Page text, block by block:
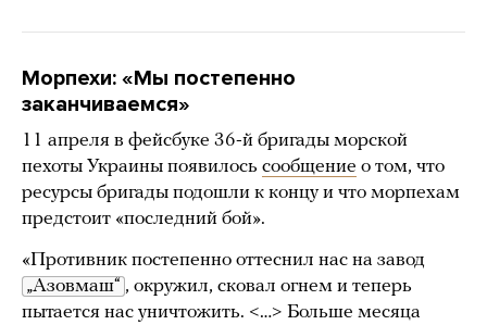
Морпехи: «Мы постепенно
заканчиваемся»
11 апреля в фейсбуке 36-й бригады морской
пехоты Украины появилось сообщение о том, что
ресурсы бригады подошли к концу и что морпехам
предстоит «последний бой».
«Противник постепенно оттеснил нас на завод
„Азовмаш“ , окружил, сковал огнем и теперь
пытается нас уничтожить. <…> Больше месяца